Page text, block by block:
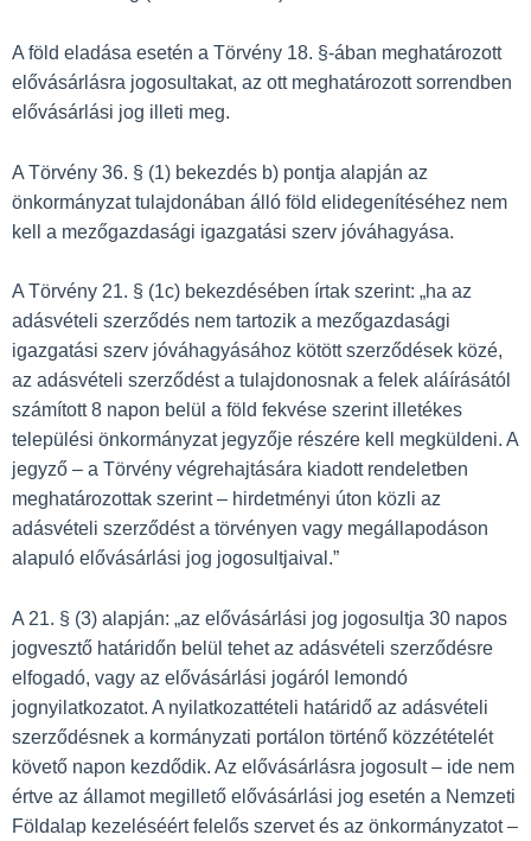
A föld eladása esetén a Törvény 18. §-ában meghatározott
elővásárlásra jogosultakat, az ott meghatározott sorrendben
elővásárlási jog illeti meg.
A Törvény 36. § (1) bekezdés b) pontja alapján az
önkormányzat tulajdonában álló föld elidegenítéséhez nem
kell a mezőgazdasági igazgatási szerv jóváhagyása.
A Törvény 21. § (1c) bekezdésében írtak szerint: „ha az
adásvételi szerződés nem tartozik a mezőgazdasági
igazgatási szerv jóváhagyásához kötött szerződések közé,
az adásvételi szerződést a tulajdonosnak a felek aláírásától
számított 8 napon belül a föld fekvése szerint illetékes
települési önkormányzat jegyzője részére kell megküldeni. A
jegyző – a Törvény végrehajtására kiadott rendeletben
meghatározottak szerint – hirdetményi úton közli az
adásvételi szerződést a törvényen vagy megállapodáson
alapuló elővásárlási jog jogosultjaival.”
A 21. § (3) alapján: „az elővásárlási jog jogosultja 30 napos
jogvesztő határidőn belül tehet az adásvételi szerződésre
elfogadó, vagy az elővásárlási jogáról lemondó
jognyilatkozatot. A nyilatkozattételi határidő az adásvételi
szerződésnek a kormányzati portálon történő közzétételét
követő napon kezdődik. Az elővásárlásra jogosult – ide nem
értve az államot megillető elővásárlási jog esetén a Nemzeti
Földalap kezeléséért felelős szervet és az önkormányzatot –